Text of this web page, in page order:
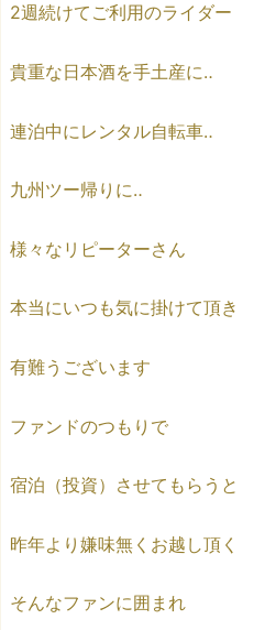
2週続けてご利用のライダー
貴重な日本酒を手土産に‥
連泊中にレンタル自転車‥
九州ツー帰りに‥
様々なリピーターさん
本当にいつも気に掛けて頂き
有難うございます
ファンドのつもりで
宿泊（投資）させてもらうと
昨年より嫌味無くお越し頂く
そんなファンに囲まれ